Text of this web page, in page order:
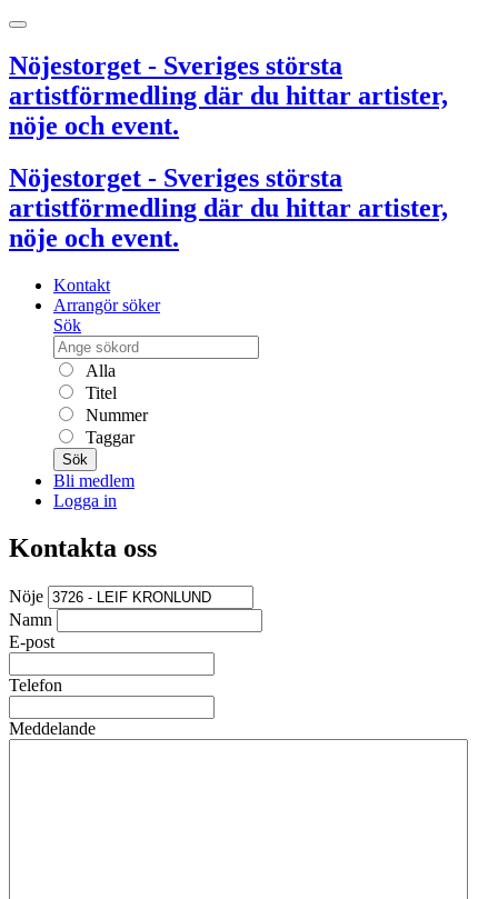
Nöjestorget - Sveriges största
artistförmedling där du hittar artister,
nöje och event.
Nöjestorget - Sveriges största
artistförmedling där du hittar artister,
nöje och event.
Kontakt
Arrangör söker
Sök
Alla
Titel
Nummer
Taggar
Sök
Bli medlem
Logga in
Kontakta oss
Nöje
Namn
E-post
Telefon
Meddelande